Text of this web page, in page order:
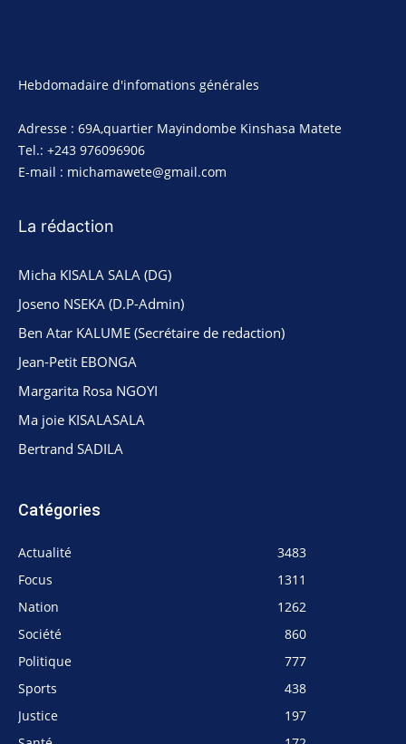
Hebdomadaire d'infomations générales
Adresse : 69A,quartier Mayindombe Kinshasa Matete
Tel.: +243 976096906
E-mail : michamawete@gmail.com
La rédaction
Micha KISALA SALA (DG)
Joseno NSEKA (D.P-Admin)
Ben Atar KALUME (Secrétaire de redaction)
Jean-Petit EBONGA
Margarita Rosa NGOYI
Ma joie KISALASALA
Bertrand SADILA
Catégories
Actualité
3483
Focus
1311
Nation
1262
Société
860
Politique
777
Sports
438
Justice
197